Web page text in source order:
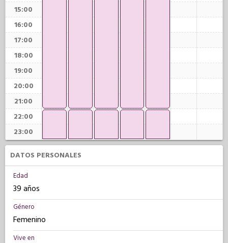
15:00
16:00
17:00
18:00
19:00
20:00
21:00
22:00
23:00
DATOS PERSONALES
Edad
39 años
Género
Femenino
Vive en